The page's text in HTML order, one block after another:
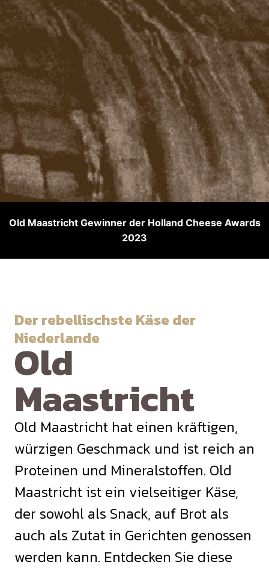
Old Maastricht Gewinner der Holland Cheese Awards
2023
Der rebellischste Käse der
Niederlande
Old
Maastricht
Old Maastricht hat einen kräftigen,
würzigen Geschmack und ist reich an
Proteinen und Mineralstoffen. Old
Maastricht ist ein vielseitiger Käse,
der sowohl als Snack, auf Brot als
auch als Zutat in Gerichten genossen
werden kann. Entdecken Sie diese